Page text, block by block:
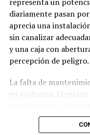
diariamente pasan
aprecia una
sin canalizar
y una caja con
percepción de peligro.
La falta de
en evidencia. El
zona con constante
cuestionan cómo es